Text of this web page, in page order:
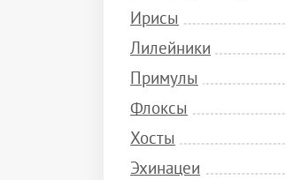
Ирисы
Лилейники
Примулы
Флоксы
Хосты
Эхинацеи